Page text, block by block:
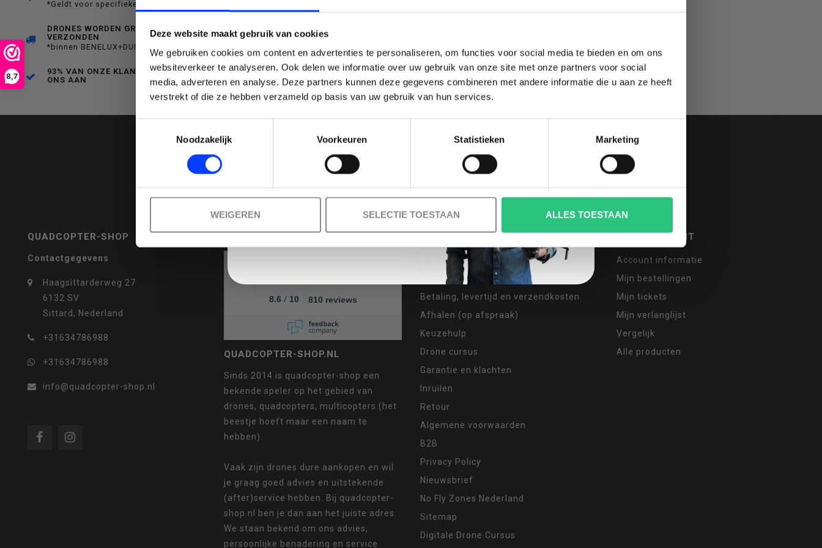
Deze website maakt gebruik van cookies
We gebruiken cookies om content en advertenties te personaliseren, om functies voor social media te bieden en om ons
websiteverkeer te analyseren. Ook delen we informatie over uw gebruik van onze site met onze partners voor social
media, adverteren en analyse. Deze partners kunnen deze gegevens combineren met andere informatie die u aan ze heeft
verstrekt of die ze hebben verzameld op basis van uw gebruik van hun services.
Noodzakelijk
Voorkeuren Statistieken Marketing
WEIGEREN SELECTIE TOESTAAN ALLES TOESTAAN
8,7
een
beschikbaar
*Geldt voor specifieke producten
DRONES WORDEN GRATIS
VERZONDEN
*binnen BENELUX+DUITSLAND
93% VAN ONZE KLANTEN BEVEELT
ONS AAN
MELD JE AAN VOOR ONZE NIEUWSBRIEF
QUADCOPTER-SHOP
Contactgegevens
Haagsittarderweg 27
6132 SV
Sittard, Nederland
+31634786988
+31634786988
info@quadcopter-shop.nl
REVIEWS
8.6 / 10 810 reviews
QUADCOPTER-SHOP.NL
Sinds 2014 is quadcopter-shop een
bekende speler op het gebied van
drones, quadcopters, multicopters (het
beestje hoeft maar een naam te
hebben).
Vaak zijn drones dure aankopen en wil
je graag goed advies en uitstekende
(after)service hebben. Bij quadcopter-
shop.nl ben je dan aan het juiste adres.
We staan bekend om ons advies,
persoonlijke benadering en service
INFORMATIE
Over ons
Contact
Betaling, levertijd en verzendkosten
Afhalen (op afspraak)
Keuzehulp
Drone cursus
Garantie en klachten
Inruilen
Retour
Algemene voorwaarden
B2B
Privacy Policy
Nieuwsbrief
No Fly Zones Nederland
Sitemap
Digitale Drone Cursus
MIJN ACCOUNT
Account informatie
Mijn bestellingen
Mijn tickets
Mijn verlanglijst
Vergelijk
Alle producten
BESTELLING!
Ontvang je welkomstkorting tot 15 euro.
Minimale besteding 100 euro .
Email